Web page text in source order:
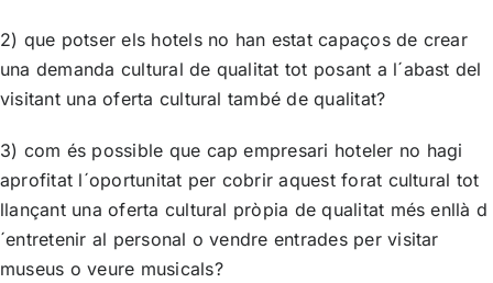
2) que potser els hotels no han estat capaços de crear
una demanda cultural de qualitat tot posant a l´abast del
visitant una oferta cultural també de qualitat?
3) com és possible que cap empresari hoteler no hagi
aprofitat l´oportunitat per cobrir aquest forat cultural tot
llançant una oferta cultural pròpia de qualitat més enllà d
´entretenir al personal o vendre entrades per visitar
museus o veure musicals?